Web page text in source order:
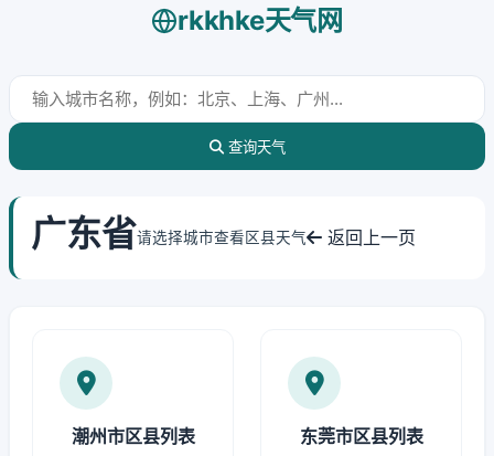
rkkhke天气网
查询天气
广东省请选择城市查看区县天气 返回上一页
潮州市区县列表 东莞市区县列表